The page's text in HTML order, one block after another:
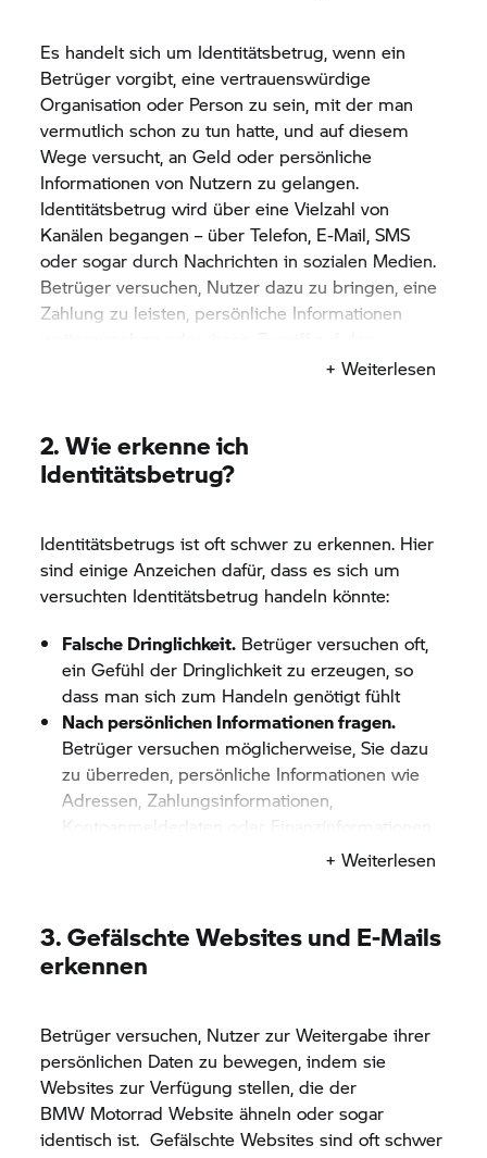
Es handelt sich um Identitätsbetrug, wenn ein
Betrüger vorgibt, eine vertrauenswürdige
Organisation oder Person zu sein, mit der man
vermutlich schon zu tun hatte, und auf diesem
Wege versucht, an Geld oder persönliche
Informationen von Nutzern zu gelangen.
Identitätsbetrug wird über eine Vielzahl von
Kanälen begangen – über Telefon, E-Mail, SMS
oder sogar durch Nachrichten in sozialen Medien.
Betrüger versuchen, Nutzer dazu zu bringen, eine
Zahlung zu leisten, persönliche Informationen
+ Weiterlesen
2. Wie erkenne ich
Identitätsbetrug?
Identitätsbetrugs ist oft schwer zu erkennen. Hier
sind einige Anzeichen dafür, dass es sich um
versuchten Identitätsbetrug handeln könnte:
Falsche Dringlichkeit. Betrüger versuchen oft,
ein Gefühl der Dringlichkeit zu erzeugen, so
dass man sich zum Handeln genötigt fühlt
Nach persönlichen Informationen fragen.
Betrüger versuchen möglicherweise, Sie dazu
zu überreden, persönliche Informationen wie
Adressen, Zahlungsinformationen,
Kontoanmeldedaten oder Finanzinformationen
auf, über die Website eines Drittanbieters oder
per Banküberweisung Geld außerhalb der
BMW Group
Handelsorganisation zu senden.
Unerwartete Bestellung.Möglicherweise
erhalten Sie per Mail oder SMS eine
Benachrichtigung zur Bestellung oder Lieferung
eines Produktes/Services, den Sie nicht
+ Weiterlesen
3. Gefälschte Websites und E-Mails
erkennen
Betrüger versuchen, Nutzer zur Weitergabe ihrer
persönlichen Daten zu bewegen, indem sie
Websites zur Verfügung stellen, die der
BMW Motorrad Website ähneln oder sogar
identisch ist. Gefälschte Websites sind oft schwer